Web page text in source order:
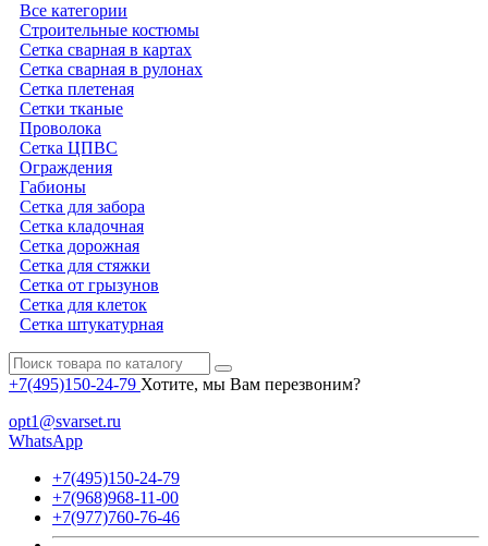
Все категории
Строительные костюмы
Сетка сварная в картах
Сетка сварная в рулонах
Сетка плетеная
Сетки тканые
Проволока
Сетка ЦПВС
Ограждения
Габионы
Сетка для забора
Сетка кладочная
Сетка дорожная
Сетка для стяжки
Сетка от грызунов
Сетка для клеток
Сетка штукатурная
+7(495)150-24-79 Хотите, мы Вам перезвоним?
opt1@svarset.ru
WhatsApp
+7(495)150-24-79
+7(968)968-11-00
+7(977)760-76-46